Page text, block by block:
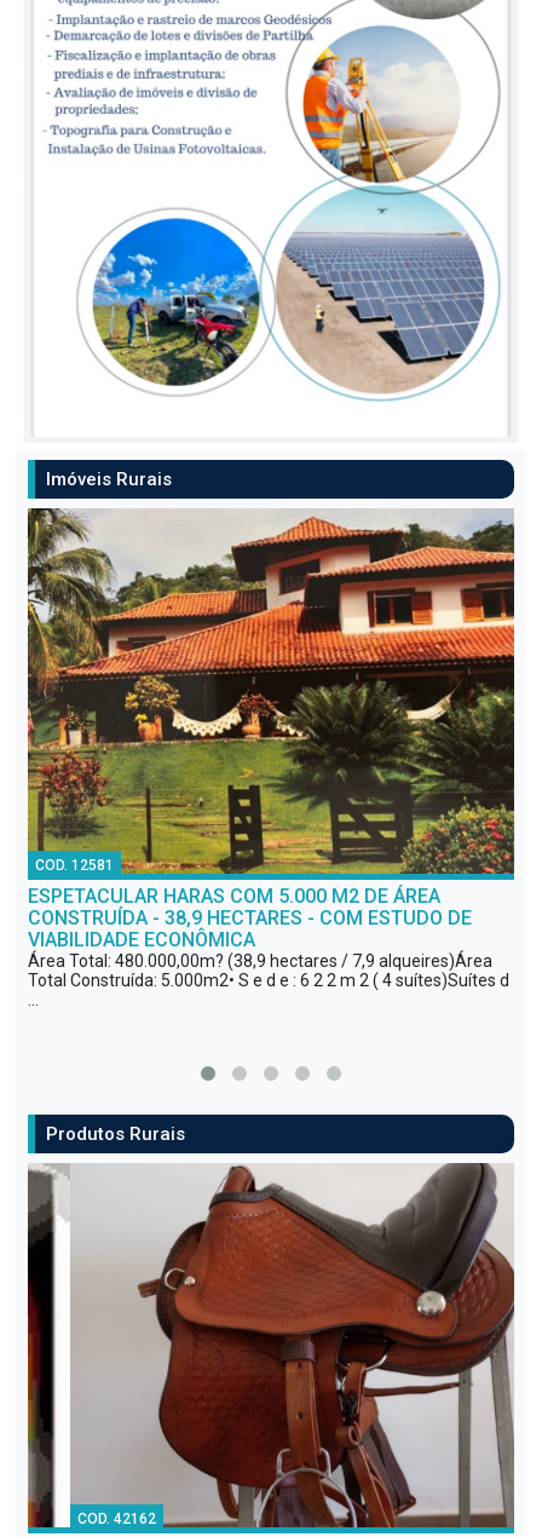
Imóveis Rurais
HARAS COM 5.000 M2 DE ÁREA
- 38,9 HECTARES - COM ESTUDO DE
ECONÔMICA
(38,9 hectares / 7,9 alqueires)Área
5.000m2• S e d e : 6 2 2 m 2 ( 4 suítes)Suítes d
COD. 46863
FAZENDA BEM
DESCRIÇÃO DO
de leite e “fábrica”
Produtos Rurais
COD. 42162